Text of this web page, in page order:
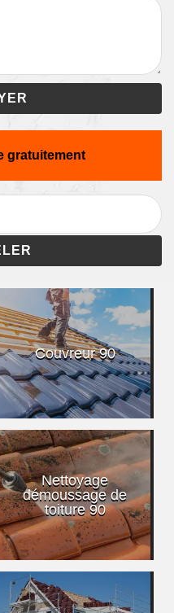
gratuitement
Couvreur 90
Nettoyage
démoussage de
toiture 90